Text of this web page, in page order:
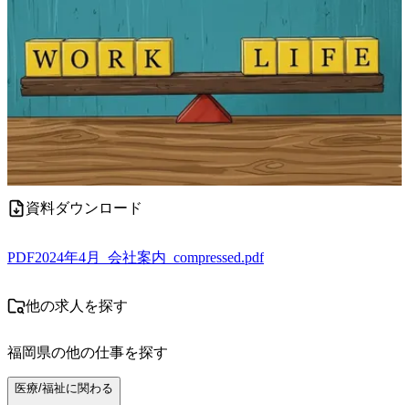
資料ダウンロード
PDF2024年4月_会社案内_compressed.pdf
他の求人を探す
福岡県の他の仕事を探す
医療/福祉に関わる